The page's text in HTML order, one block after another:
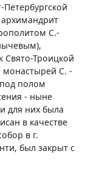
С.-
Свято-Троицкой
монастырей С. -
полом
- ныне
для них была
в качестве
в г.
был закрыт с